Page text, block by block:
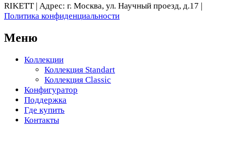
RIKETT | Адрес: г. Москва, ул. Научный проезд, д.17 |
Политика конфиденциальности
Меню
Коллекции
Коллекция Standart
Коллекция Classic
Конфигуратор
Поддержка
Где купить
Контакты